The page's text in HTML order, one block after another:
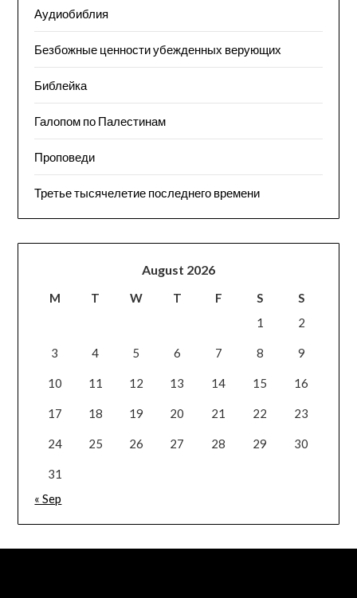
Аудиобиблия
Безбожные ценности убежденных верующих
Библейка
Галопом по Палестинам
Проповеди
Третье тысячелетие последнего времени
August 2026
M T W T F S
S
1
2
3 4 5 6 7 8 9
10 11 12 13 14 15 16
17 18 19 20 21 22 23
24 25 26 27 28 29 30
31
« Sep